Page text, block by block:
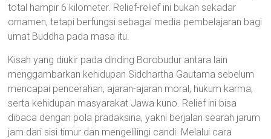
total hampir 6 kilometer. Relief-relief ini bukan sekadar
ornamen, tetapi berfungsi sebagai media pembelajaran bagi
umat Buddha pada masa itu.
Kisah yang diukir pada dinding Borobudur antara lain
menggambarkan kehidupan Siddhartha Gautama sebelum
mencapai pencerahan, ajaran-ajaran moral, hukum karma,
serta kehidupan masyarakat Jawa kuno. Relief ini bisa
dibaca dengan pola pradaksina, yakni berjalan searah jarum
jam dari sisi timur dan mengelilingi candi. Melalui cara